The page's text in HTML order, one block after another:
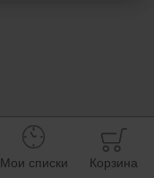
Мои списки Корзина